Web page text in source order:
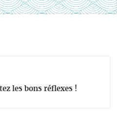
les bons réflexes !